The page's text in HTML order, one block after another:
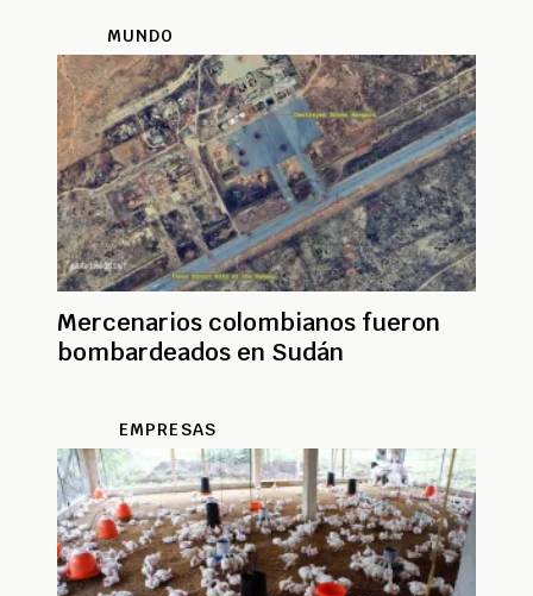
MUNDO
Mercenarios colombianos fueron
bombardeados en Sudán
EMPRESAS